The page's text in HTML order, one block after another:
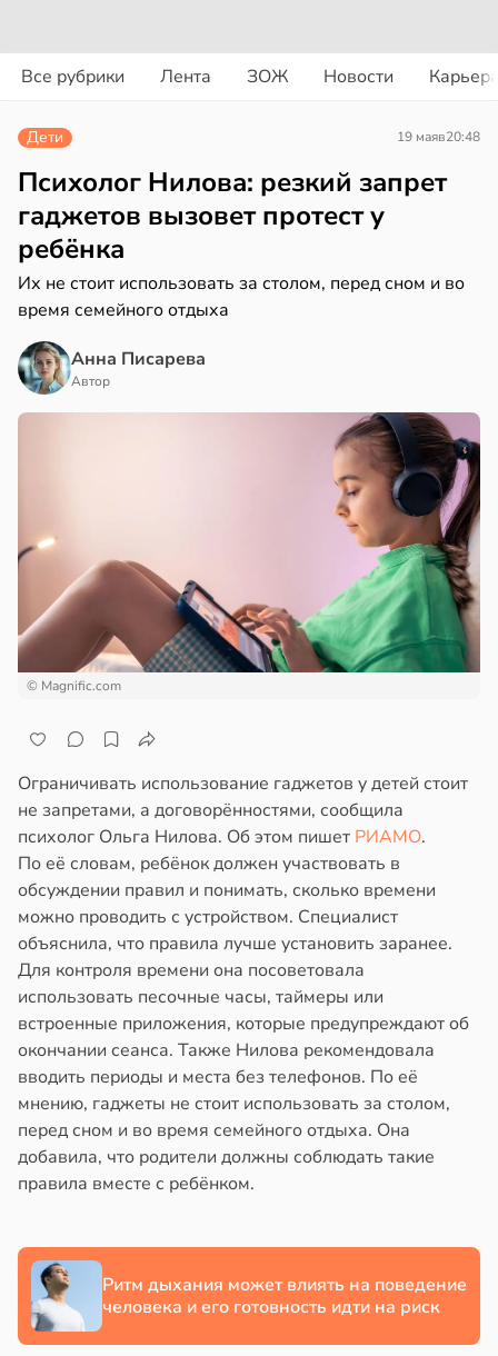
Все рубрики Лента ЗОЖ Новости
в13:55
21:42
в20:58
в
Дети 19 маяв20:48
Психолог Нилова: резкий запрет
гаджетов вызовет протест у
ребёнка
Их не стоит использовать за столом, перед сном и во
время семейного отдыха
Анна Писарева
Автор
© Magnific.com
Ограничивать использование гаджетов у детей стоит
не запретами, а договорённостями, сообщила
психолог Ольга Нилова. Об этом пишет РИАМО.
По её словам, ребёнок должен участвовать в
обсуждении правил и понимать, сколько времени
можно проводить с устройством. Специалист
объяснила, что правила лучше установить заранее.
Для контроля времени она посоветовала
использовать песочные часы, таймеры или
встроенные приложения, которые предупреждают об
окончании сеанса. Также Нилова рекомендовала
вводить периоды и места без телефонов. По её
мнению, гаджеты не стоит использовать за столом,
перед сном и во время семейного отдыха. Она
добавила, что родители должны соблюдать такие
правила вместе с ребёнком.
Ритм дыхания может влиять на поведение
человека и его готовность идти на риск
в
19:31